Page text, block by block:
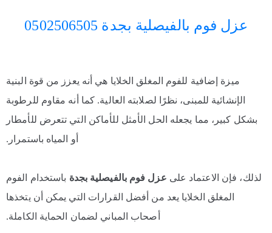
عزل فوم بالفيصلية بجدة 0502506505
ميزة إضافية للفوم المغلق الخلايا هي أنه يعزز من قوة البنية
الإنشائية للمبنى، نظرًا لصلابته العالية. كما أنه مقاوم للرطوبة
بشكل كبير، مما يجعله الحل الأمثل للأماكن التي تتعرض للأمطار
أو المياه باستمرار.
لذلك، فإن الاعتماد على عزل فوم بالفيصلية بجدة باستخدام الفوم
المغلق الخلايا يعد من أفضل القرارات التي يمكن أن يتخذها
أصحاب المباني لضمان الحماية الكاملة.